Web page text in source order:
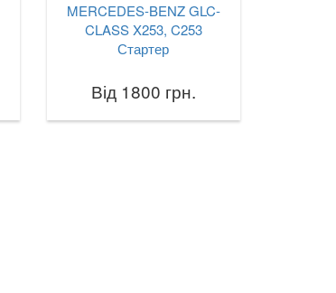
MERCEDES-BENZ GLC-
CLASS X253, C253
Стартер
Від 1800 грн.